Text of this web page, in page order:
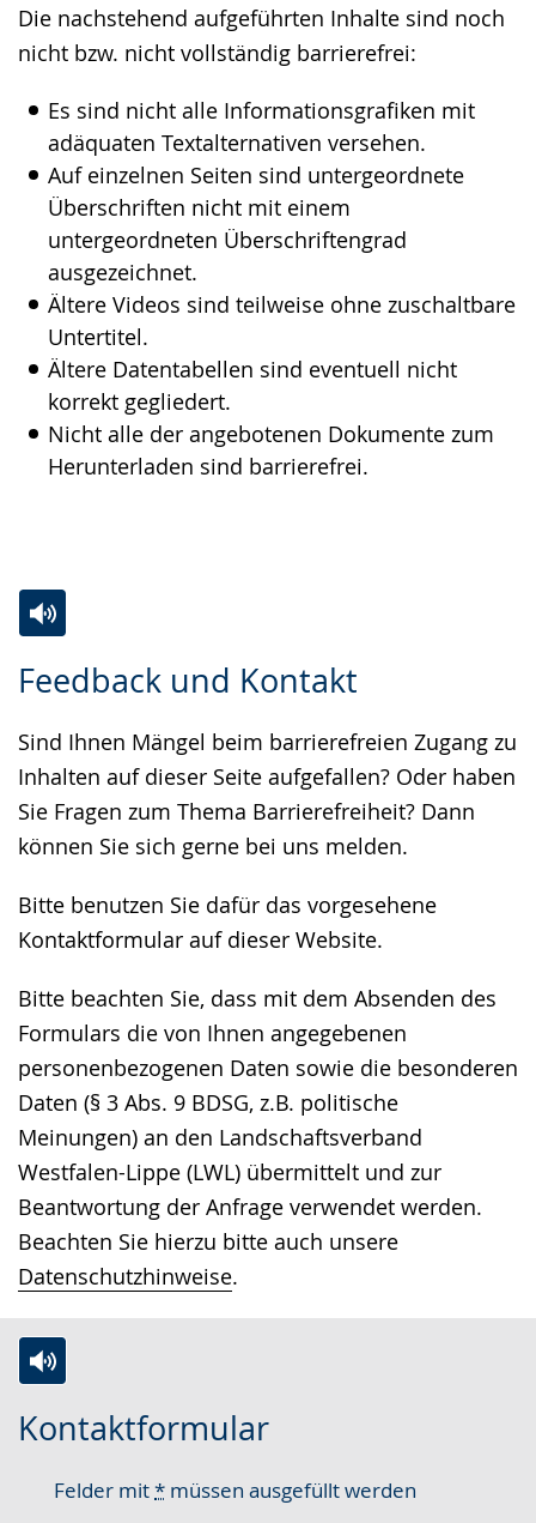
Die nachstehend aufgeführten Inhalte sind noch
nicht bzw. nicht vollständig barrierefrei:
Es sind nicht alle Informationsgrafiken mit
adäquaten Textalternativen versehen.
Auf einzelnen Seiten sind untergeordnete
Überschriften nicht mit einem
untergeordneten Überschriftengrad
ausgezeichnet.
Ältere Videos sind teilweise ohne zuschaltbare
Untertitel.
Ältere Datentabellen sind eventuell nicht
korrekt gegliedert.
Nicht alle der angebotenen Dokumente zum
Herunterladen sind barrierefrei.
wechseln.
Deutscher
Gebärdensprache
wird
angezeigt.
Feedback und Kontakt
Sind Ihnen Mängel beim barrierefreien Zugang zu
Inhalten auf dieser Seite aufgefallen? Oder haben
Sie Fragen zum Thema Barrierefreiheit? Dann
können Sie sich gerne bei uns melden.
Bitte benutzen Sie dafür das vorgesehene
Kontaktformular auf dieser Website.
Bitte beachten Sie, dass mit dem Absenden des
Formulars die von Ihnen angegebenen
personenbezogenen Daten sowie die besonderen
Daten (§ 3 Abs. 9 BDSG, z.B. politische
Meinungen) an den Landschaftsverband
Westfalen-Lippe (LWL) übermittelt und zur
Beantwortung der Anfrage verwendet werden.
Beachten Sie hierzu bitte auch unsere
Datenschutzhinweise.
Leichten
wechseln.
Audio-
Video
Deutscher
Gebärdensprache
wird
angezeigt.
Kontaktformular
Felder mit* müssen ausgefüllt werden
Leichten
wechseln.
Audio-
Video
Deutscher